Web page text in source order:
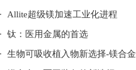
Allite超级镁加速工业化进程
钛：医用金属的首选
生物可吸收植入物新选择-镁合金